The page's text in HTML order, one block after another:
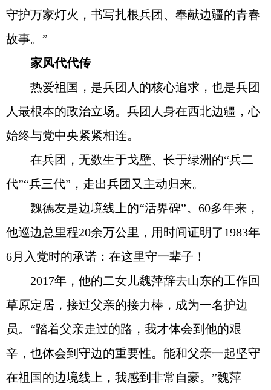
守护万家灯火，书写扎根兵团、奉献边疆的青春
故事。”
家风代代传
热爱祖国，是兵团人的核心追求，也是兵团
人最根本的政治立场。兵团人身在西北边疆，心
始终与党中央紧紧相连。
在兵团，无数生于戈壁、长于绿洲的“兵二
代”“兵三代”，走出兵团又主动归来。
魏德友是边境线上的“活界碑”。60多年来，
他巡边总里程20余万公里，用时间证明了1983年
6月入党时的承诺：在这里守一辈子！
2017年，他的二女儿魏萍辞去山东的工作回
草原定居，接过父亲的接力棒，成为一名护边
员。“踏着父亲走过的路，我才体会到他的艰
辛，也体会到守边的重要性。能和父亲一起坚守
在祖国的边境线上，我感到非常自豪。”魏萍